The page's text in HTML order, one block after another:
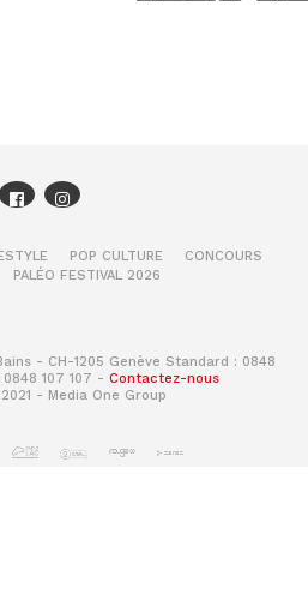
POP CULTURE
CONCOURS
PALÉO FESTIVAL 2026
- CH-1205 Genève Standard : 0848
107 107 - Contactez-nous
- Media One Group